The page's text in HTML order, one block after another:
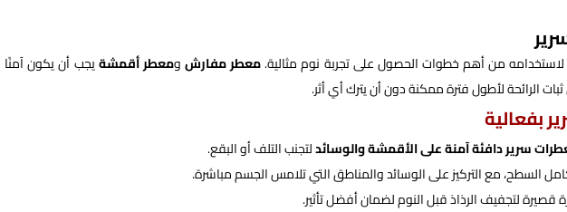
لاستخدامه من أهم خطوات الحصول على تجربة نوم مثالية.معطر مفارشومعطر أقمشةيجب أن يكون
الرائحة لأطول فترة ممكنة دون أن يترك أي أثر.
بفعالية
سرير دافئة آمنة على الأقمشة والوسائدلتجنب التلف أو البقع.
السطح، مع التركيز على الوسائد والمناطق التي تلامس الجسم مباشرة.
قصيرة لتجفيف الرذاذ قبل النوم لضمان أفضل تأثير.